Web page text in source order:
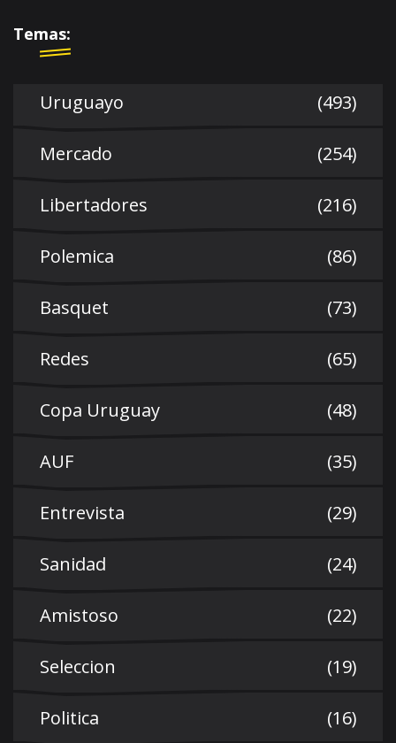
Temas:
Uruguayo (493)
Mercado (254)
Libertadores (216)
Polemica (86)
Basquet (73)
Redes (65)
Copa Uruguay (48)
AUF (35)
Entrevista (29)
Sanidad (24)
Amistoso (22)
Seleccion (19)
Politica (16)